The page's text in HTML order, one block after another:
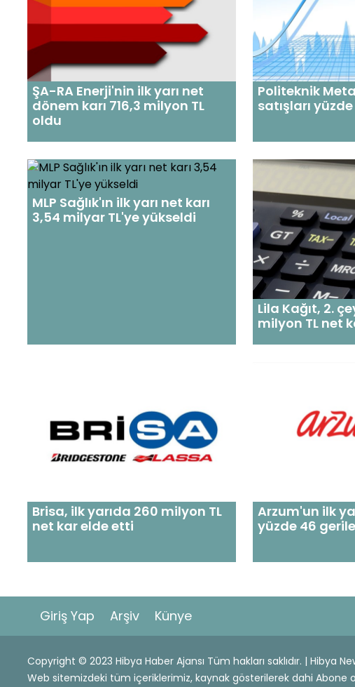
ŞA-RA Enerji'nin ilk yarı net
dönem karı 716,3 milyon TL
oldu
Politeknik
satışları
MLP Sağlık'ın ilk yarı net karı
3,54 milyar TL'ye yükseldi
Lila Kağıt, 2.
milyon TL net
Brisa, ilk yarıda 260 milyon TL
net kar elde etti
Arzum'un ilk
yüzde 46
Giriş Yap Arşiv Künye
Copyright © 2023 Hibya Haber Ajansı Tüm hakları saklıdır. | Hibya
Web sitemizdeki tüm içeriklerimiz, kaynak gösterilerek dahi Abone